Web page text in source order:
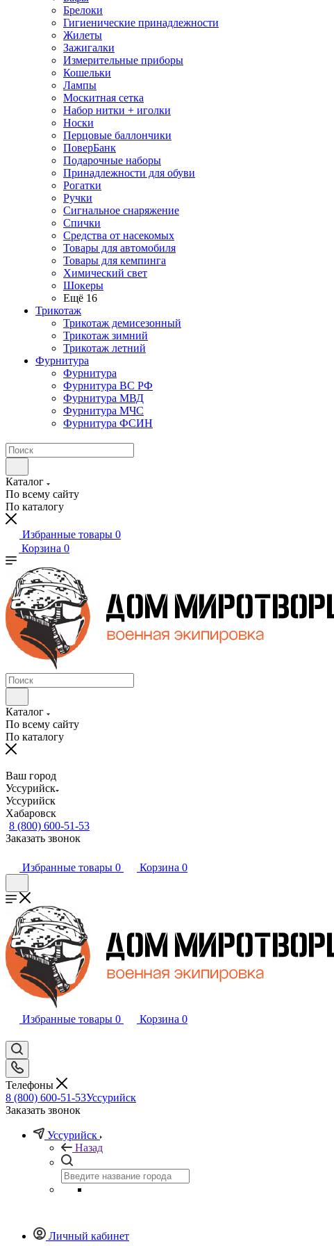
Брелоки
Гигиенические принадлежности
Жилеты
Зажигалки
Измерительные приборы
Кошельки
Лампы
Москитная сетка
Набор нитки + иголки
Носки
Перцовые баллончики
ПоверБанк
Подарочные наборы
Принадлежности для обуви
Рогатки
Ручки
Сигнальное снаряжение
Спички
Средства от насекомых
Товары для автомобиля
Товары для кемпинга
Химический свет
Шокеры
Ещё 16
Трикотаж
Трикотаж демисезонный
Трикотаж зимний
Трикотаж летний
Фурнитура
Фурнитура
Фурнитура ВС РФ
Фурнитура МВД
Фурнитура МЧС
Фурнитура ФСИН
Каталог
По всему сайту
По каталогу
Избранные товары 0
Корзина 0
Каталог
По всему сайту
По каталогу
Ваш город
Уссурийск
Уссурийск
Хабаровск
8 (800) 600-51-53
Заказать звонок
Избранные товары 0 Корзина 0
Избранные товары 0 Корзина 0
Телефоны
8 (800) 600-51-53Уссурийск
Заказать звонок
Уссурийск
Назад
Личный кабинет